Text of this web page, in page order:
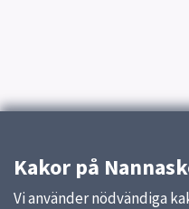
Kakor på
Vi använder nödvändiga